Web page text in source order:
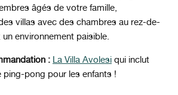
âgés de votre famille,
villas avec des chambres au rez-de-
environnement paisible.
: La Villa Avolesi qui inclut
ping-pong pour les enfants !